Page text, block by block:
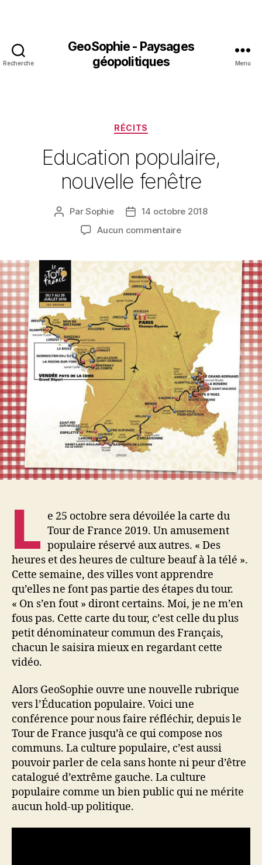
Recherche
GeoSophie - Paysages
géopolitiques
Menu
Catégories
RÉCITS
Education populaire,
nouvelle fenêtre
Auteur
l’article
ParSophie
Date14 octobre 2018
Aucun commentairesur
nouvelle
L e 25 octobre sera dévoilée la carte du
Tour de France 2019. Un amusement
populaire réservé aux autres. « Des
heures et des heures de culture beauf à la télé ».
Cette semaine, des villes vont apprendre
qu’elles ne font pas partie des étapes du tour.
« On s’en fout » diront certains. Moi, je ne m’en
fous pas. Cette carte du tour, c’est celle du plus
petit dénominateur commun des Français,
chacun le saisira mieux en regardant cette
vidéo.
Alors GeoSophie ouvre une nouvelle rubrique
vers l’Éducation populaire. Voici une
conférence pour nous faire réfléchir, depuis le
Tour de France jusqu’à ce qui compose nos
communs. La culture populaire, c’est aussi
pouvoir parler de cela sans honte ni peur d’être
catalogué d’extrême gauche. La culture
populaire comme un bien public qui ne mérite
aucun hold-up politique.